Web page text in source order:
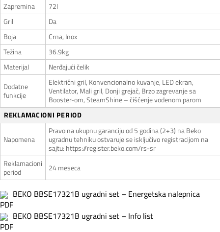
Zapremina
72l
Gril
Da
Boja
Crna, Inox
Težina
36.9kg
Materijal
Nerđajući čelik
Dodatne
funkcije
Električni gril, Konvencionalno kuvanje, LED ekran,
Ventilator, Mali gril, Donji grejač, Brzo zagrevanje sa
Booster-om, SteamShine – čišćenje vodenom parom
REKLAMACIONI PERIOD
Napomena
Pravo na ukupnu garanciju od 5 godina (2+3) na Beko
ugradnu tehniku ostvaruje se isključivo registracijom na
sajtu: https://register.beko.com/rs-sr
Reklamacioni
period
24 meseca
BEKO BBSE17321B ugradni set – Energetska nalepnica
BEKO BBSE17321B ugradni set – Info list